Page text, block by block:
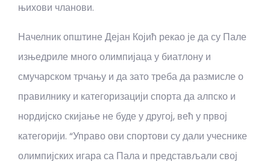
њихови чланови.
Начелник општине Дејан Којић рекао је да су Пале
изњедриле много олимпијаца у биатлону и
смучарском трчању и да зато треба да размисле о
правилнику и категоризацији спорта да алпско и
нордијско скијање не буде у другој, већ у првој
категорији. “Управо ови спортови су дали учеснике
олимпијских игара са Пала и представљали свој